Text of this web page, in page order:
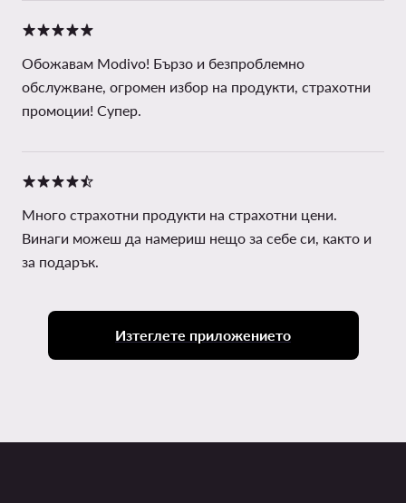
Обожавам Modivo! Бързо и безпроблемно
обслужване, огромен избор на продукти, страхотни
промоции! Супер.
Много страхотни продукти на страхотни цени.
Винаги можеш да намериш нещо за себе си, както и
за подарък.
Изтеглете приложението